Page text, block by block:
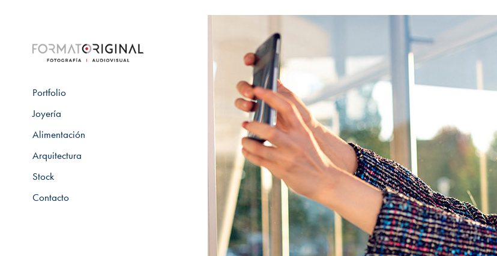
Portfolio
Joyería
Alimentación
Arquitectura
Stock
Contacto